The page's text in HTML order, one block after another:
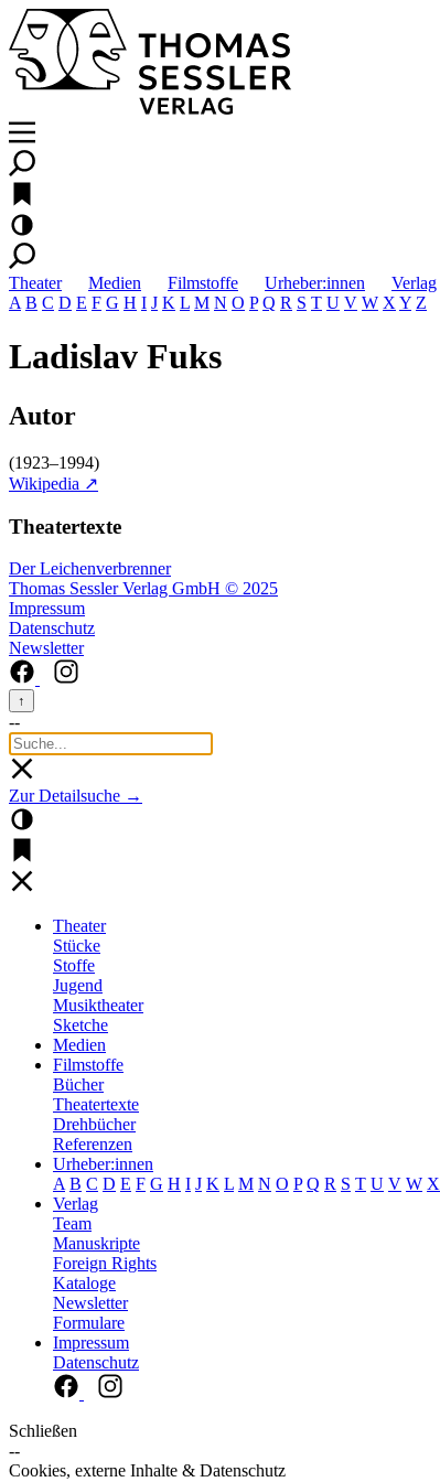
Theater Medien Filmstoffe Urheber:innen
Verlag
A B C D E F G H I J K L M N O P Q R S T U V W X Y Z
Ladislav Fuks
Autor
(1923–1994)
Wikipedia ↗
Theatertexte
Der Leichenverbrenner
Thomas Sessler Verlag GmbH © 2025
Impressum
Datenschutz
Newsletter
↑
--
Zur Detailsuche →
Theater
Stücke
Stoffe
Jugend
Musiktheater
Sketche
Medien
Filmstoffe
Bücher
Theatertexte
Drehbücher
Referenzen
Urheber:innen
A B C D E F G H I J K L M N O P Q R S T U V W X
Verlag
Team
Manuskripte
Foreign Rights
Kataloge
Newsletter
Formulare
Impressum
Datenschutz
Schließen
--
Cookies, externe Inhalte & Datenschutz